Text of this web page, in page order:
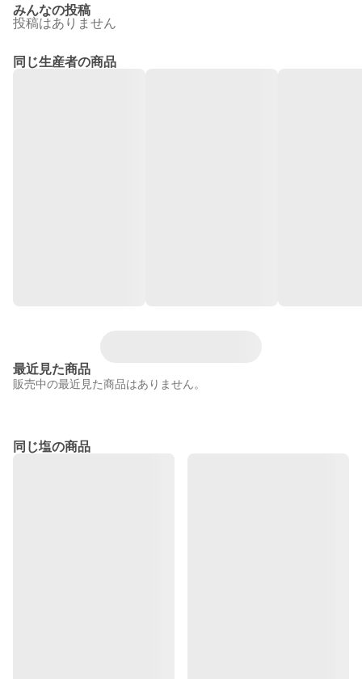
みんなの投稿
投稿はありません
同じ生産者の商品
最近見た商品
販売中の最近見た商品はありません。
同じ塩の商品